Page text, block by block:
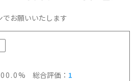
でお願いいたします
総合評価： 1